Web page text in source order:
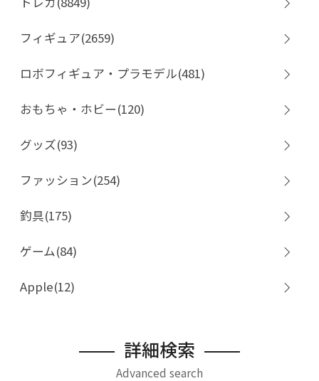
フィギュア(2659)
ロボフィギュア・プラモデル(481)
おもちゃ・ホビー(120)
グッズ(93)
ファッション(254)
釣具(175)
ゲーム(84)
Apple(12)
詳細検索
Advanced search